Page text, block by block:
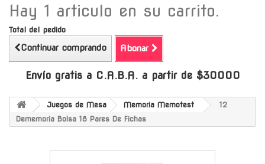
Hay 1 articulo en su carrito.
Total del pedido
Continuar comprando Abonar
Envío gratis a C.A.B.A. a partir de $30000
Juegos de Mesa Memoria Memotest
12
Dememoria Bolsa 18 Pares De Fichas